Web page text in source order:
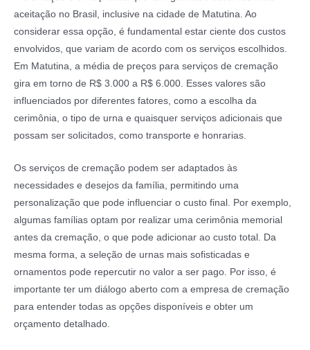
aceitação no Brasil, inclusive na cidade de Matutina. Ao
considerar essa opção, é fundamental estar ciente dos custos
envolvidos, que variam de acordo com os serviços escolhidos.
Em Matutina, a média de preços para serviços de cremação
gira em torno de R$ 3.000 a R$ 6.000. Esses valores são
influenciados por diferentes fatores, como a escolha da
cerimônia, o tipo de urna e quaisquer serviços adicionais que
possam ser solicitados, como transporte e honrarias.
Os serviços de cremação podem ser adaptados às
necessidades e desejos da família, permitindo uma
personalização que pode influenciar o custo final. Por exemplo,
algumas famílias optam por realizar uma cerimônia memorial
antes da cremação, o que pode adicionar ao custo total. Da
mesma forma, a seleção de urnas mais sofisticadas e
ornamentos pode repercutir no valor a ser pago. Por isso, é
importante ter um diálogo aberto com a empresa de cremação
para entender todas as opções disponíveis e obter um
orçamento detalhado.